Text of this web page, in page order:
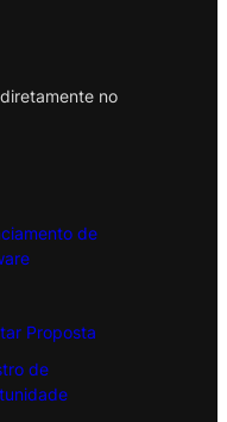
no
de
Proposta
de